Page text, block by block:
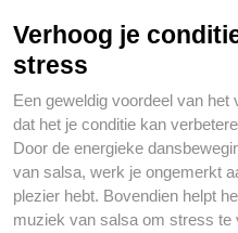
Verhoog je
stress
Een geweldig voordeel van
dat het je conditie kan
Door de energieke
van salsa, werk je ongemerkt
plezier hebt. Bovendien helpt
muziek van salsa om stress te